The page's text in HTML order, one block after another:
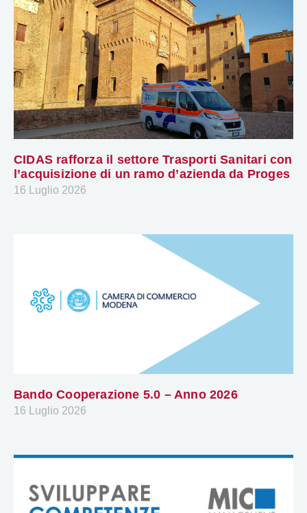
CIDAS rafforza il settore Trasporti Sanitari con
l’acquisizione di un ramo d’azienda da Proges
16 Luglio 2026
Bando Cooperazione 5.0 – Anno 2026
16 Luglio 2026